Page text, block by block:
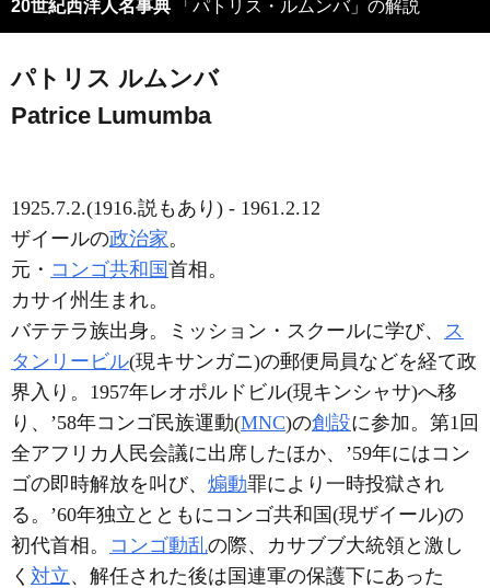
20世紀西洋人名事典 「パトリス・ルムンバ」の解説
パトリス ルムンバ
Patrice Lumumba
1925.7.2.(1916.説もあり) - 1961.2.12
ザイールの政治家。
元・ コンゴ共和国首相。
カサイ州生まれ。
バテテラ族出身。ミッション・スクールに学び、
ス
タンリービル(現キサンガニ)の郵便局員などを経て政
界入り。1957年レオポルドビル(現キンシャサ)へ移
り、’58年コンゴ民族運動(MNC)の創設に参加。第1回
全アフリカ人民会議に出席したほか、’59年にはコン
ゴの即時解放を叫び、 煽動罪により一時投獄され
る。’60年独立とともにコンゴ共和国(現ザイール)の
初代首相。 コンゴ動乱の際、カサブブ大統領と激し
く 対立、解任された後は国連軍の保護下にあった